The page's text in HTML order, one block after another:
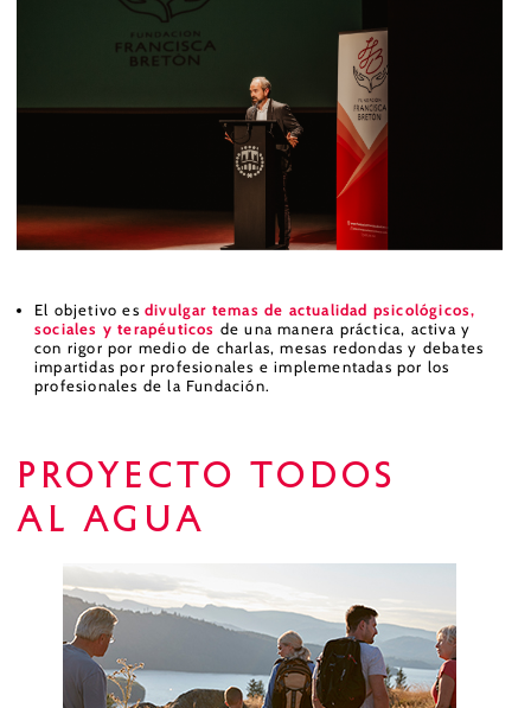
El objetivo es divulgar temas de actualidad psicológicos,
sociales y terapéuticos de una manera práctica, activa y
con rigor por medio de charlas, mesas redondas y debates
impartidas por profesionales e implementadas por los
profesionales de la Fundación.
Proyecto todos
al agua